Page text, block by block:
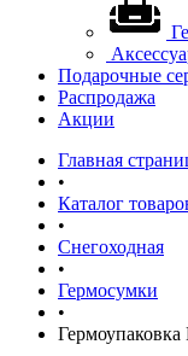
Подарочные
Распродажа
Акции
Главная
•
Каталог
•
Снегоходная
•
Гермосумки
•